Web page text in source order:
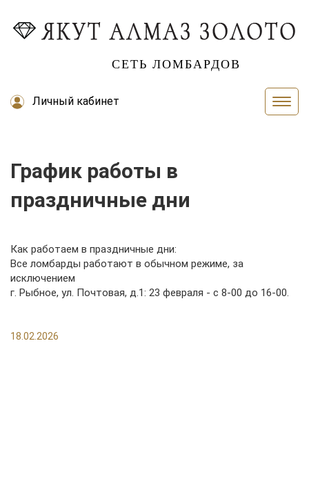
СЕТЬ ЛОМБАРДОВ
Личный кабинет
График работы в
праздничные дни
Как работаем в праздничные дни:
Все ломбарды работают в обычном режиме, за
исключением
г. Рыбное, ул. Почтовая, д.1: 23 февраля - с 8-00 до 16-00.
18.02.2026